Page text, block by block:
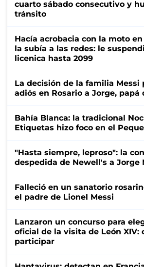
cuarto sábado consecutivo y
tránsito
Hacía acrobacia con la moto
la subía a las redes: le
licenica hasta 2099
La decisión de la familia Messi
adiós en Rosario a Jorge, papá
Bahía Blanca: la tradicional
Etiquetas hizo foco en el
"Hasta siempre, leproso": la
despedida de Newell's a Jorge
Falleció en un sanatorio
el padre de Lionel Messi
Lanzaron un concurso para
oficial de la visita de León XIV:
participar